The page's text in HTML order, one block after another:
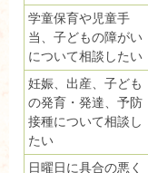
学童保育や児童手
当、子どもの障がい
について相談したい
妊娠、出産、子ども
の発育・発達、予防
接種について相談し
たい
日曜日に具合の悪く